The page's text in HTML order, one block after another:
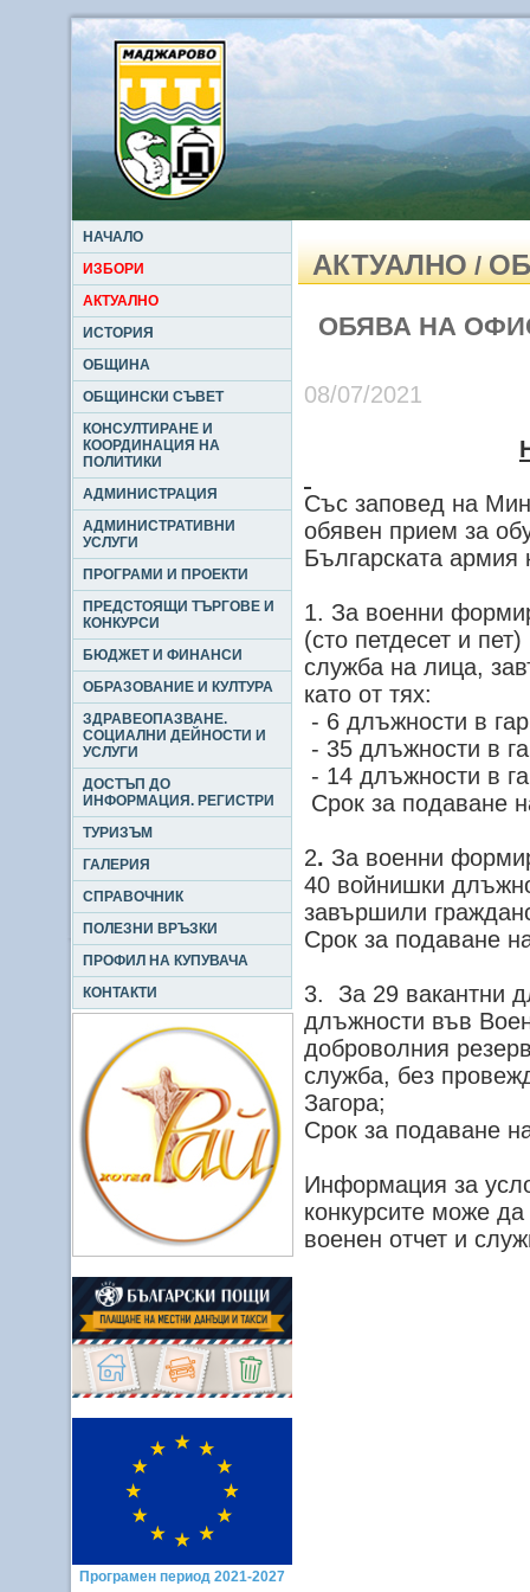
НАЧАЛО
ИЗБОРИ
АКТУАЛНО
ИСТОРИЯ
ОБЩИНА
ОБЩИНСКИ СЪВЕТ
КОНСУЛТИРАНЕ И
КООРДИНАЦИЯ НА
ПОЛИТИКИ
АДМИНИСТРАЦИЯ
АДМИНИСТРАТИВНИ
УСЛУГИ
ПРОГРАМИ И ПРОЕКТИ
ПРЕДСТОЯЩИ ТЪРГОВЕ И
КОНКУРСИ
БЮДЖЕТ И ФИНАНСИ
ОБРАЗОВАНИЕ И КУЛТУРА
ЗДРАВЕОПАЗВАНЕ.
СОЦИАЛНИ ДЕЙНОСТИ И
УСЛУГИ
ДОСТЪП ДО
ИНФОРМАЦИЯ. РЕГИСТРИ
ТУРИЗЪМ
ГАЛЕРИЯ
СПРАВОЧНИК
ПОЛЕЗНИ ВРЪЗКИ
ПРОФИЛ НА КУПУВАЧА
КОНТАКТИ
Програмен период 2021-2027
АКТУАЛНО/
ОБЯВА НА
08/07/2021
Със заповед на
обявен прием за
Българската армия
1. За военни
(сто петдесет и
служба на лица,
като от тях:
- 6 длъжности в
- 35 длъжности в
- 14 длъжности в
Срок за подаване
2. За военни
40 войнишки
завършили
Срок за подаване
3. За 29 вакантни
длъжности във
доброволния
служба, без
Загора;
Срок за подаване
Информация за
конкурсите може
военен отчет и